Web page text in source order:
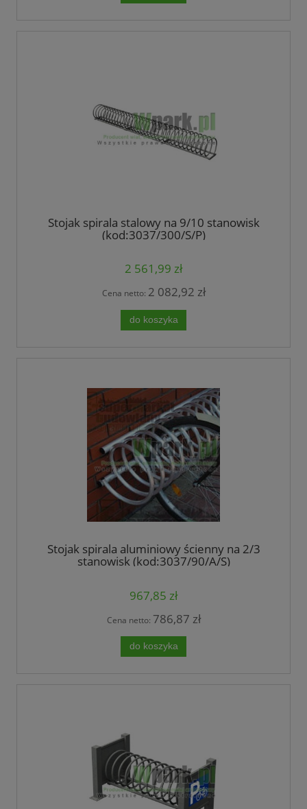
Stojak spirala stalowy na 9/10 stanowisk
(kod:3037/300/S/P)
2 561,99 zł
Cena netto: 2 082,92 zł
do koszyka
Stojak spirala aluminiowy ścienny na 2/3
stanowisk (kod:3037/90/A/S)
967,85 zł
Cena netto: 786,87 zł
do koszyka